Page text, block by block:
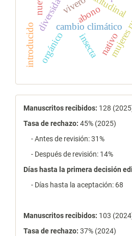
cambio climático
diversidad
insecta nativo
introducido
abono
orgánico
vivero
estadísticas
Manuscritos recibidos: 128
Tasa de rechazo: 45% (2025)
- Antes de revisión: 31%
- Después de revisión: 14%
Días hasta la primera decisión
- Días hasta la aceptación: 68
Manuscritos recibidos: 103
Tasa de rechazo: 37% (2024)